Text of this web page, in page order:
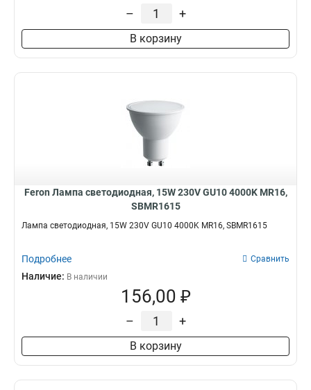
– +
В корзину
Feron Лампа светодиодная, 15W 230V GU10 4000K MR16,
SBMR1615
Лампа светодиодная, 15W 230V GU10 4000K MR16, SBMR1615
Подробнее Сравнить
Наличие: В наличии
156,00 ₽
– +
В корзину